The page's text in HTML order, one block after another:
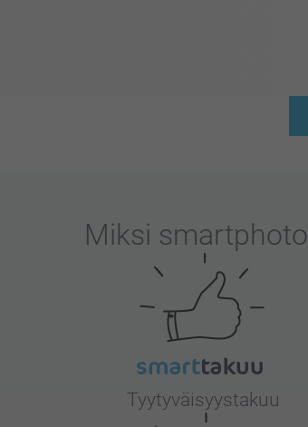
Miksi smartphoto
Tyytyväisyystakuu